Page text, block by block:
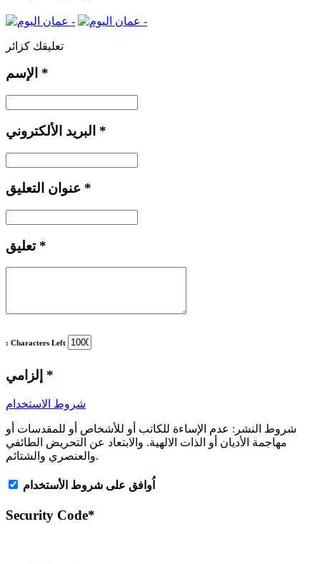
تعليقك كزائر
*
*
*
تعليق *
: Characters Left
*
شروط الاستخدام
شروط النشر: عدم الإساءة للكاتب أو للأشخاص أو للمقدسات أو
مهاجمة الأديان أو الذات الالهية. والابتعاد عن التحريض الطائفي
والعنصري والشتائم.
اُوافق على شروط الأستخدام
Security Code*